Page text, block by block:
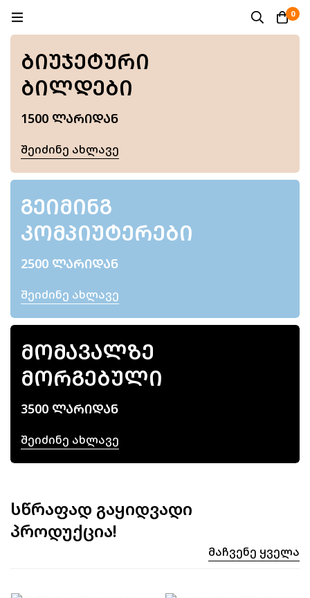
0
ᲑᲘᲣᲯᲔᲢᲣᲠᲘ
ᲑᲘᲚᲓᲔᲑᲘ
1500 ᲚᲐᲠᲘᲓᲐᲜ
Შეიძინე Ახლავე
ᲒᲔᲘᲛᲘᲜᲒ
ᲙᲝᲛᲞᲘᲣᲢᲔᲠᲔᲑᲘ
2500 ᲚᲐᲠᲘᲓᲐᲜ
Შეიძინე Ახლავე
ᲛᲝᲛᲐᲕᲐᲚᲖᲔ
ᲛᲝᲠᲒᲔᲑᲣᲚᲘ
3500 ᲚᲐᲠᲘᲓᲐᲜ
Შეიძინე Ახლავე
სწრაფად გაყიდვადი
პროდუქცია!
Მაჩვენე Ყველა